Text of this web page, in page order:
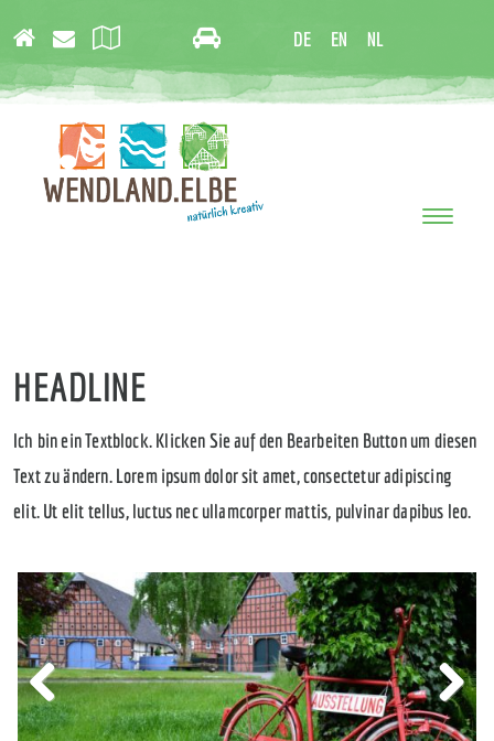
DE EN NL
Toggle
HEADLINE
Ich bin ein Textblock. Klicken Sie auf den Bearbeiten Button um diesen
Text zu ändern. Lorem ipsum dolor sit amet, consectetur adipiscing
elit. Ut elit tellus, luctus nec ullamcorper mattis, pulvinar dapibus leo.
Previous Next